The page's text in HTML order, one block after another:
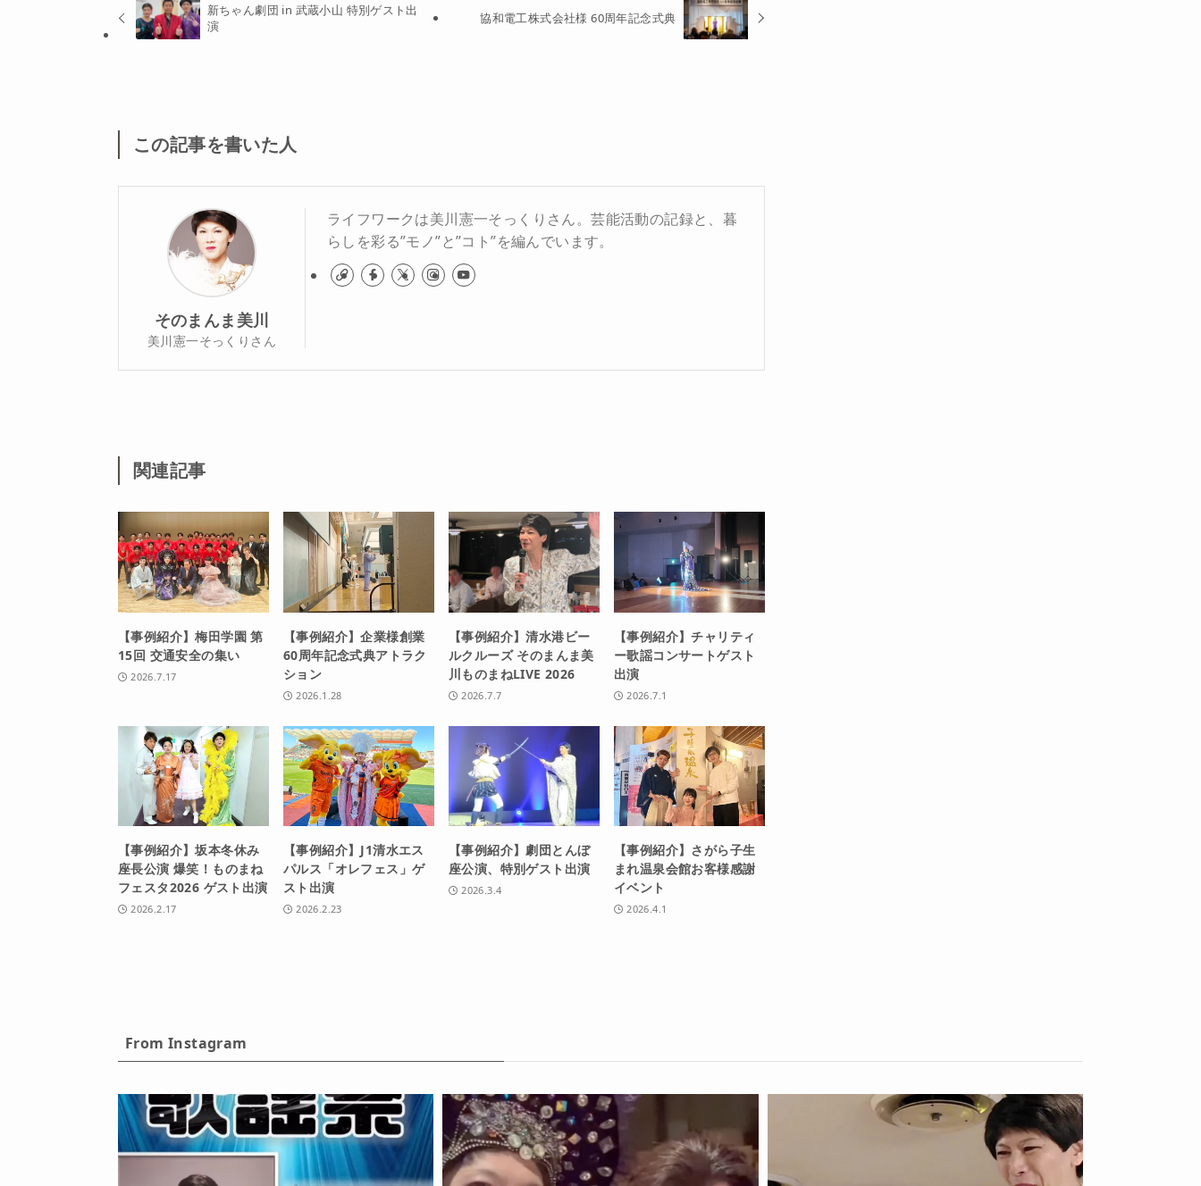
新ちゃん劇団 in 武蔵小山 特別ゲスト出
演
協和電工株式会社様 60周年記念式典
この記事を書いた人
そのまんま美川
美川憲一そっくりさん
ライフワークは美川憲一そっくりさん。芸能活動の記録と、暮
らしを彩る”モノ”と”コト”を編んでいます。
関連記事
【事例紹介】梅田学園 第
15回 交通安全の集い
2026.7.17
【事例紹介】企業様創業
60周年記念式典アトラク
ション
2026.1.28
【事例紹介】清水港ビー
ルクルーズ そのまんま美
川ものまねLIVE 2026
2026.7.7
【事例紹介】チャリティ
ー歌謡コンサートゲスト
出演
2026.7.1
【事例紹介】坂本冬休み
座長公演 爆笑！ものまね
フェスタ2026 ゲスト出演
2026.2.17
【事例紹介】J1清水エス
パルス「オレフェス」ゲ
スト出演
2026.2.23
【事例紹介】劇団とんぼ
座公演、特別ゲスト出演
2026.3.4
【事例紹介】さがら子生
まれ温泉会館お客様感謝
イベント
2026.4.1
From Instagram